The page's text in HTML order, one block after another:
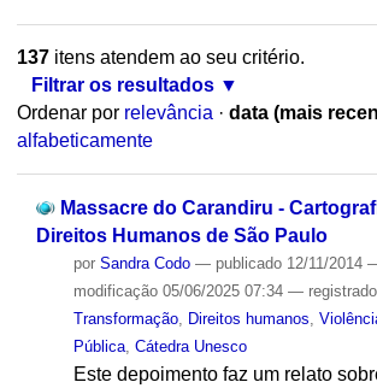
137itens atendem ao seu critério.
Filtrar os resultados
Ordenar por relevância · data (mais
alfabeticamente
Massacre do Carandiru -
Direitos Humanos de São Paulo
por Sandra Codo — publicado12/11/2014
modificação05/06/2025 07:34 —
Transformação, Direitos humanos
Pública, Cátedra Unesco
Este depoimento faz um relato